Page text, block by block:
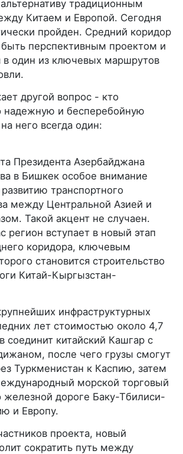
традиционным
Китаем и Европой. Сегодня
пройден. Средний коридор
перспективным проектом и
в один из ключевых маршрутов
другой вопрос - кто
надежную и бесперебойную
него всегда один:
Президента Азербайджана
в Бишкек особое внимание
транспортного
между Центральной Азией и
Такой акцент не случаен.
регион вступает в новый этап
коридора, ключевым
становится строительство
Китай-Кыргызстан-
инфраструктурных
лет стоимостью около 4,7
соединит китайский Кашгар с
после чего грузы смогут
Туркменистан к Каспию, затем
морской торговый
железной дороге Баку-Тбилиси-
и Европу.
проекта, новый
сократить путь между